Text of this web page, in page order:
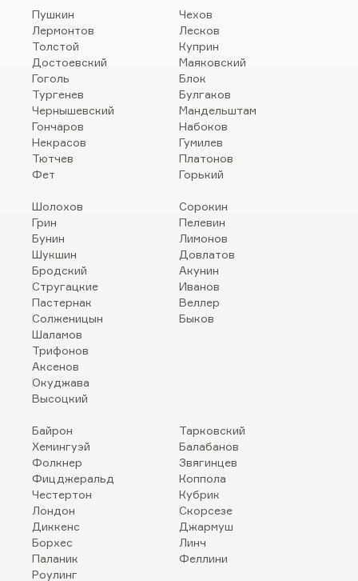
Пушкин
Лермонтов
Толстой
Достоевский
Гоголь
Тургенев
Чернышевский
Гончаров
Некрасов
Тютчев
Фет
Чехов
Лесков
Куприн
Маяковский
Блок
Булгаков
Мандельштам
Набоков
Гумилев
Платонов
Горький
Шолохов
Грин
Бунин
Шукшин
Бродский
Стругацкие
Пастернак
Солженицын
Шаламов
Трифонов
Аксенов
Окуджава
Высоцкий
Сорокин
Пелевин
Лимонов
Довлатов
Акунин
Иванов
Веллер
Быков
Байрон
Хемингуэй
Фолкнер
Фицджеральд
Честертон
Лондон
Диккенс
Борхес
Паланик
Роулинг
Тарковский
Балабанов
Звягинцев
Коппола
Кубрик
Скорсезе
Джармуш
Линч
Феллини